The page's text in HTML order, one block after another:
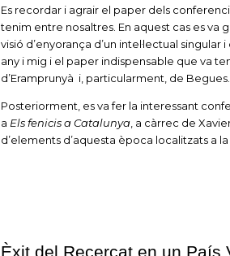
Es recordar i agrair el paper dels
tenim entre nosaltres. En aquest cas es va
visió d’enyorança d’un intel·lectual
any i mig i el paper indispensable que va
d’Eramprunyà i, particularment, de Begues.
Posteriorment, es va fer la interessant
a Els fenicis a Catalunya , a càrrec de
d’elements d’aquesta època localitzats a
Èxit del Recercat en un País